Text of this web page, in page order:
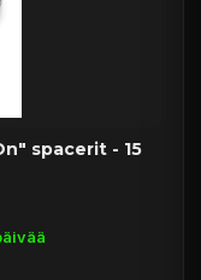
spacerit - 15